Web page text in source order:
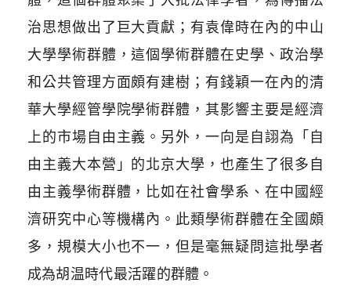
治思想做出了巨大貢獻；有袁偉時在內的中山
大學學術群體，這個學術群體在史學、政治學
和公共管理方面頗有建樹；有錢穎一在內的清
華大學經管學院學術群體，其影響主要是經濟
上的市場自由主義。另外，一向是自詡為「自
由主義大本營」的北京大學，也產生了很多自
由主義學術群體，比如在社會學系、在中國經
濟研究中心等機構內。此類學術群體在全國頗
多，規模大小也不一，但是毫無疑問這批學者
成為胡温時代最活躍的群體。